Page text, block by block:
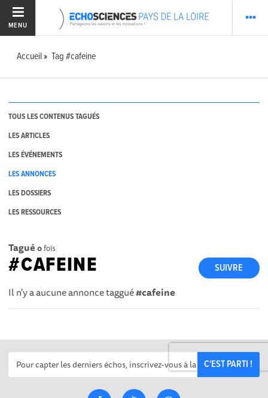
MENU
Accueil Tag #cafeine
TOUS LES CONTENUS TAGUÉS
LES ARTICLES
LES ÉVÉNEMENTS
LES ANNONCES
LES DOSSIERS
LES RESSOURCES
Tagué 0fois
SUIVRE
#CAFEINE
Il n'y a aucune annonce taggué#cafeine
C'EST PARTI !